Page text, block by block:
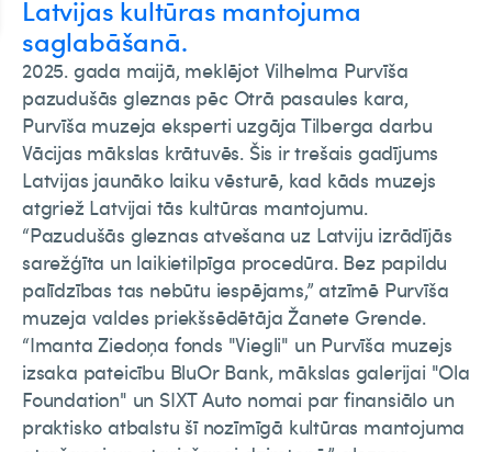
Latvijas kultūras mantojuma
saglabāšanā.
2025. gada maijā, meklējot Vilhelma Purvīša
pazudušās gleznas pēc Otrā pasaules kara,
Purvīša muzeja eksperti uzgāja Tilberga darbu
Vācijas mākslas krātuvēs. Šis ir trešais gadījums
Latvijas jaunāko laiku vēsturē, kad kāds muzejs
atgriež Latvijai tās kultūras mantojumu.
“Pazudušās gleznas atvešana uz Latviju izrādījās
sarežģīta un laikietilpīga procedūra. Bez papildu
palīdzības tas nebūtu iespējams,” atzīmē Purvīša
muzeja valdes priekšsēdētāja Žanete Grende.
“Imanta Ziedoņa fonds "Viegli" un Purvīša muzejs
izsaka pateicību BluOr Bank, mākslas galerijai "Ola
Foundation" un SIXT Auto nomai par finansiālo un
praktisko atbalstu šī nozīmīgā kultūras mantojuma